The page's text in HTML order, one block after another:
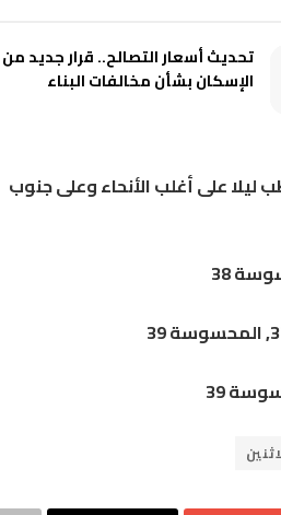
تحديث أسعار التصالح.. قرار جديد من
الإسكان بشأن مخالفات البناء
على أغلب الأنحاء وعلى جنوب